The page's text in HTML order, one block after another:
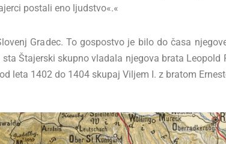
postali eno ljudstvo«.«
Gradec. To gospostvo je bilo do časa
Štajerski skupno vladala njegova brata Leopold
leta 1402 do 1404 skupaj Viljem I. z bratom